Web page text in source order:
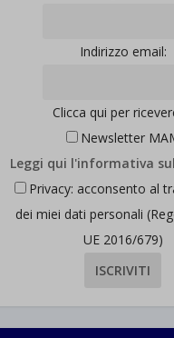
Indirizzo email:
Clicca qui per
Newsletter
Leggi qui l'informativa
Privacy: acconsento al
dei miei dati personali
UE 2016/679)